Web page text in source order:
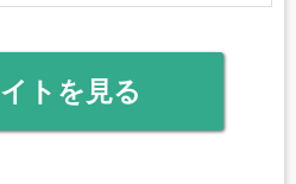
トを見る